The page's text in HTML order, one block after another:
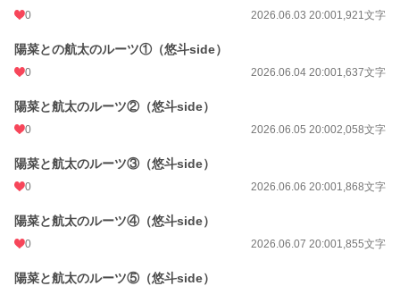
0 2026.06.03 20:001,921文字
陽菜との航太のルーツ①（悠斗side）
0 2026.06.04 20:001,637文字
陽菜と航太のルーツ②（悠斗side）
0 2026.06.05 20:002,058文字
陽菜と航太のルーツ③（悠斗side）
0 2026.06.06 20:001,868文字
陽菜と航太のルーツ④（悠斗side）
0 2026.06.07 20:001,855文字
陽菜と航太のルーツ⑤（悠斗side）